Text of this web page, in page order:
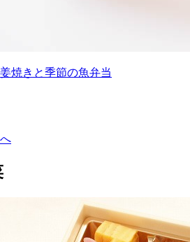
焼きと季節の魚弁当